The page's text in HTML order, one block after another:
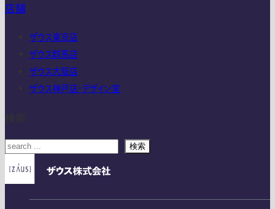
店舗
ザウス東京店
ザウス群馬店
ザウス大阪店
ザウス神戸店・デザイン室
検索